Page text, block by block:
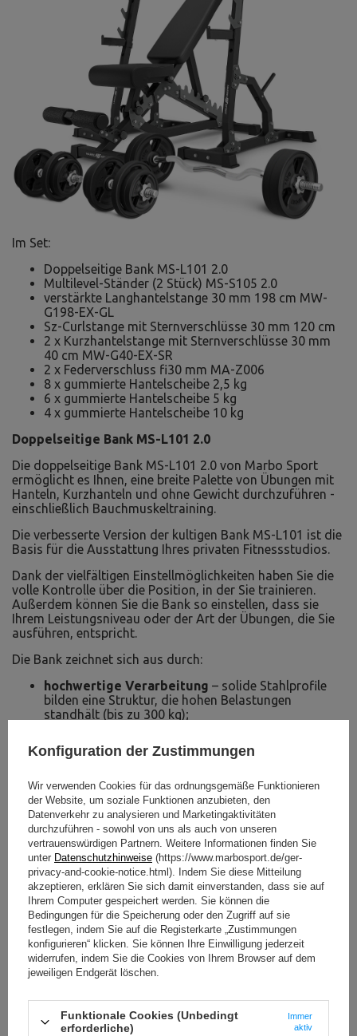
Im Set:
Doppelseitige Bank MS-L101 2.0
Multilevel-Ständer (2 Stück) MS-S105 2.0
verstärkte Langhantelstange 30 mm 198 cm MW-
G198-EX-GL
Sz-Curlstange mit Sternverschlüsse 30 mm 120 cm
2 x Kurzhantelstange mit Sternverschlüsse 30 mm
40 cm MW-G40-EX-SR
2 x Federverschluss fi30 mm MA-Z006
8 x gummierte Hantelscheibe 2,5 kg
6 x gummierte Hantelscheibe 5 kg
4 x gummierte Hantelscheibe 10 kg
Doppelseitige Bank MS-L101 2.0
Die doppelseitige Bank MS-L101 2.0 von Marbo Sport
ermöglicht es Ihnen, eine breite Palette von Übungen mit
Hanteln, Kurzhanteln und ohne Gewicht durchzuführen -
einschließlich Bauchmuskeltraining.
Die verbesserte Version der kultigen Bank MS-L101 ist die
Basis für die Ausstattung Ihres privaten Fitnessstudios.
Dank der vielfältigen Einstellmöglichkeiten haben Sie die
volle Kontrolle über die Position, in der Sie trainieren.
Außerdem können Sie die Bank so einstellen, dass sie
Ihrem Leistungsniveau oder der Art der Übungen, die Sie
ausführen, entspricht.
Die Bank zeichnet sich aus durch:
hochwertige Verarbeitung – solide Stahlprofile
bilden eine Struktur, die hohen Belastungen
standhält (bis zu 300 kg);
mit negativem Winkel, so dass Sie die
Beanspruchung einzelner Muskelpartien während
verstellbare Fußstütze mit Beinverriegelungen, die u.
a. bei Bauchmuskelübungen für Komfort und
Stabilität sorgen.
Das MS-L101 2.0 ist ein vielseitiges Gerät, das als Basis
für Kraft- und Ausdauerübungen dient.
Konfiguration der Zustimmungen
Wir verwenden Cookies für das ordnungsgemäße Funktionieren
der Website, um soziale Funktionen anzubieten, den
Datenverkehr zu analysieren und Marketingaktivitäten
durchzuführen - sowohl von uns als auch von unseren
vertrauenswürdigen Partnern. Weitere Informationen finden Sie
unter Datenschutzhinweise (https://www.marbosport.de/ger-
privacy-and-cookie-notice.html). Indem Sie diese Mitteilung
akzeptieren, erklären Sie sich damit einverstanden, dass sie auf
Ihrem Computer gespeichert werden. Sie können die
Bedingungen für die Speicherung oder den Zugriff auf sie
festlegen, indem Sie auf die Registerkarte „Zustimmungen
konfigurieren“ klicken. Sie können Ihre Einwilligung jederzeit
widerrufen, indem Sie die Cookies von Ihrem Browser auf dem
jeweiligen Endgerät löschen.
Funktionale Cookies (Unbedingt
erforderliche)
Immer
aktiv